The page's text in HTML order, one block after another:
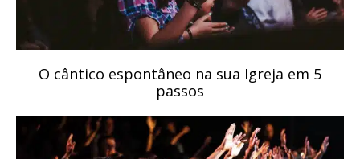
O cântico espontâneo na sua Igreja em 5
passos